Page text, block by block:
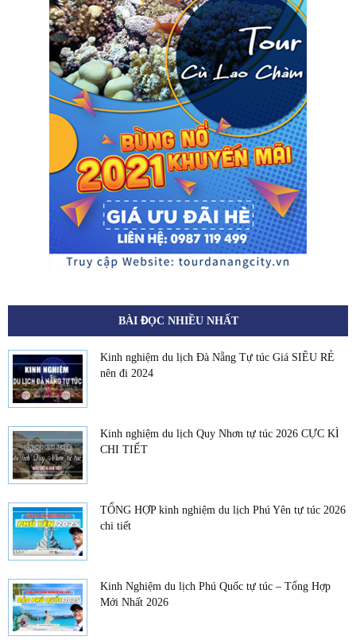
BÀI ĐỌC NHIỀU NHẤT
Kinh nghiệm du lịch Đà Nẵng Tự túc Giá SIÊU RẺ
nên đi 2024
Kinh nghiệm du lịch Quy Nhơn tự túc 2026 CỰC KÌ
CHI TIẾT
TỔNG HỢP kinh nghiệm du lịch Phú Yên tự túc 2026
chi tiết
Kinh Nghiệm du lịch Phú Quốc tự túc – Tổng Hợp
Mới Nhất 2026